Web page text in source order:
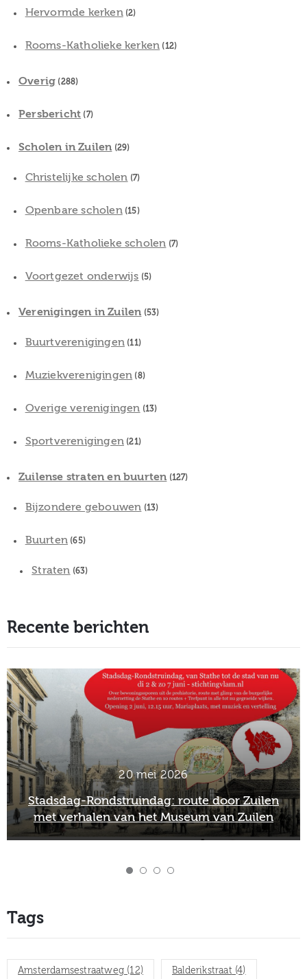
Hervormde kerken(2)
Rooms-Katholieke kerken (12)
Overig (288)
Persbericht (7)
Scholen in Zuilen (29)
Christelijke scholen (7)
Openbare scholen(15)
Rooms-Katholieke scholen (7)
Voortgezet onderwijs (5)
Verenigingen in Zuilen (53)
Buurtverenigingen (11)
Muziekverenigingen (8)
Overige verenigingen (13)
Sportverenigingen (21)
Zuilense straten en buurten (127)
Bijzondere gebouwen (13)
Buurten (65)
Straten (63)
Recente berichten
2 maart 2026
Officieel afscheid Wim van Scharenburg als
directeur van het Museum van Zuilen
Tags
Amsterdamsestraatweg (12) Balderikstraat(4)